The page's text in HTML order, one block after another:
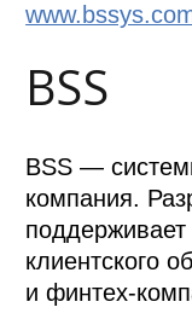
BSS
BSS —
компания.
клиентского
и финтех-